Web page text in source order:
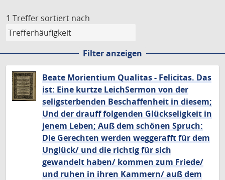
1 Treffer sortiert nach
Filter anzeigen
Beate Morientium Qualitas - Felicitas. Das
ist: Eine kurtze LeichSermon von der
seligsterbenden Beschaffenheit in diesem;
Und der drauff folgenden Glückseligkeit in
jenem Leben; Auß dem schönen Spruch:
Die Gerechten werden weggerafft für dem
Unglück/ und die richtig für sich
gewandelt haben/ kommen zum Friede/
und ruhen in ihren Kammern/ auß dem